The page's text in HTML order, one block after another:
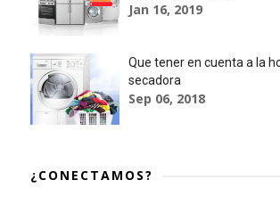
Jan 16, 2019
Que tener en cuenta a la
secadora
Sep 06, 2018
¿CONECTAMOS?